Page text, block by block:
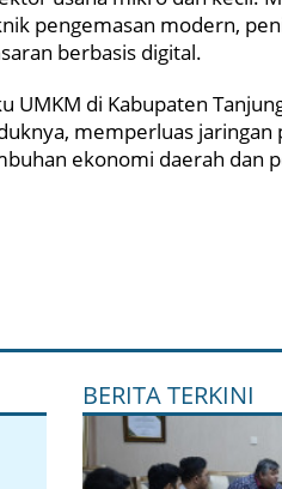
pengemasan modern,
berbasis digital.
UMKM di Kabupaten
memperluas jaringan
ekonomi daerah dan
BERITA TERKINI